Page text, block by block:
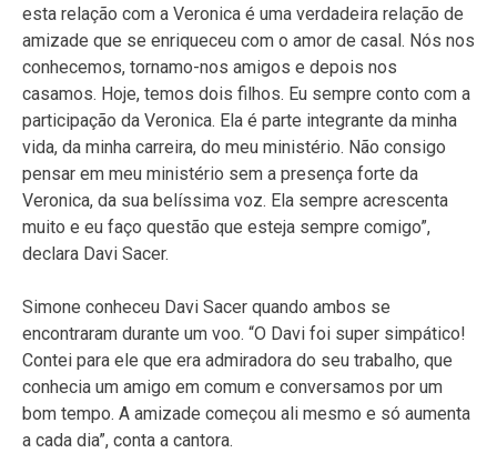
esta relação com a Veronica é uma verdadeira relação de
amizade que se enriqueceu com o amor de casal. Nós nos
conhecemos, tornamo-nos amigos e depois nos
casamos. Hoje, temos dois filhos. Eu sempre conto com a
participação da Veronica. Ela é parte integrante da minha
vida, da minha carreira, do meu ministério. Não consigo
pensar em meu ministério sem a presença forte da
Veronica, da sua belíssima voz. Ela sempre acrescenta
muito e eu faço questão que esteja sempre comigo”,
declara Davi Sacer.
Simone conheceu Davi Sacer quando ambos se
encontraram durante um voo. “O Davi foi super simpático!
Contei para ele que era admiradora do seu trabalho, que
conhecia um amigo em comum e conversamos por um
bom tempo. A amizade começou ali mesmo e só aumenta
a cada dia”, conta a cantora.